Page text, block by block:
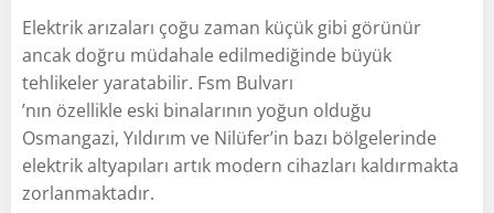
Elektrik arızaları çoğu zaman küçük gibi görünür
ancak doğru müdahale edilmediğinde büyük
tehlikeler yaratabilir. Fsm Bulvarı
’nın özellikle eski binalarının yoğun olduğu
Osmangazi, Yıldırım ve Nilüfer’in bazı bölgelerinde
elektrik altyapıları artık modern cihazları kaldırmakta
zorlanmaktadır.